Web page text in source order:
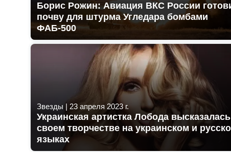
Борис Рожин: Авиация ВКС России
почву для штурма Угледара бомбами
ФАБ-500
Звезды | 23 апреля 2023 г.
Украинская артистка Лобода
своем творчестве на украинском и
языках